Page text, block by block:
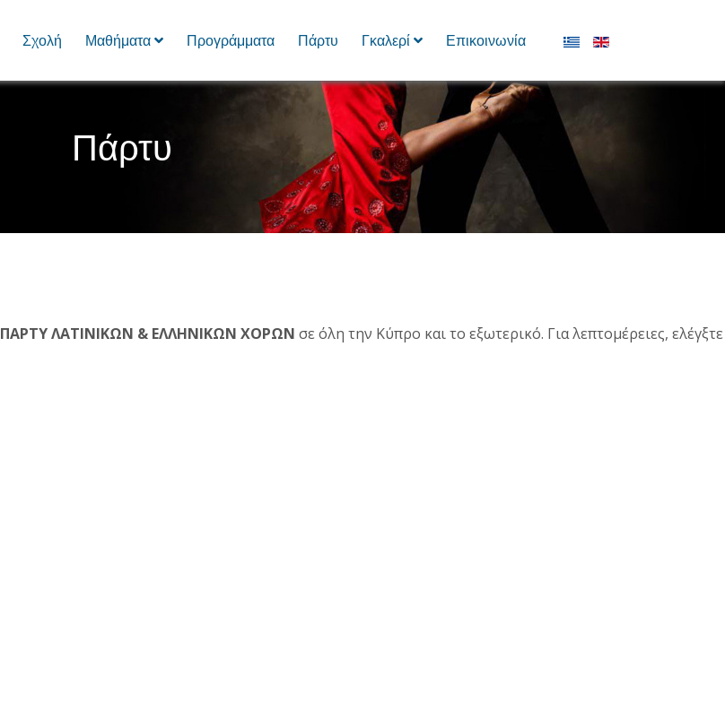
Σχολή Μαθήματα Προγράμματα Πάρτυ Γκαλερί Επικοινωνία
Πάρτυ
ΠΑΡΤΥ ΛΑΤΙΝΙΚΩΝ & ΕΛΛΗΝΙΚΩΝ ΧΟΡΩΝ σε όλη την Κύπρο και το εξωτερικό. Για λεπτομέρειες, ελέγξτε